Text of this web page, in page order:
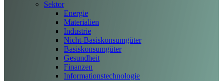
Sektor
Energie
Materialien
Industrie
Nicht-Basiskonsumgüter
Basiskonsumgüter
Gesundheit
Finanzen
Informationstechnologie